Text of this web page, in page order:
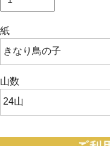
紙
山数